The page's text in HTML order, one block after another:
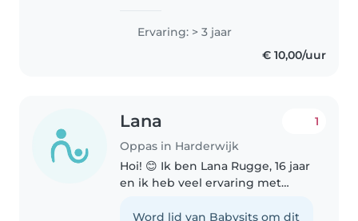
Ervaring: > 3 jaar
€ 10,00/uur
Lana
Oppas in Harderwijk
1
Hoi! 😊 Ik ben Lana Rugge, 16 jaar
en ik heb veel ervaring met
leeftijden. Ik loop momenteel de
Word lid van Babysits om dit